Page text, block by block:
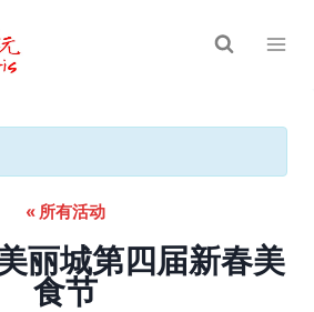
« 所有活动
丽城第四届新春美
食节